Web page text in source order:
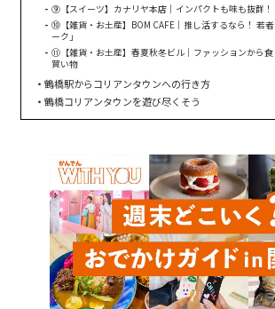
⑨【スイーツ】カナリヤ本店｜インパクトも味も抜群！
⑩【雑貨・お土産】BOM CAFE｜推し活するなら！ 若
ーク」
⑪【雑貨・お土産】春夏秋冬ビル｜ファッションから
買い物
鶴橋駅からコリアンタウンへの行き方
鶴橋コリアンタウンを遊び尽くそう